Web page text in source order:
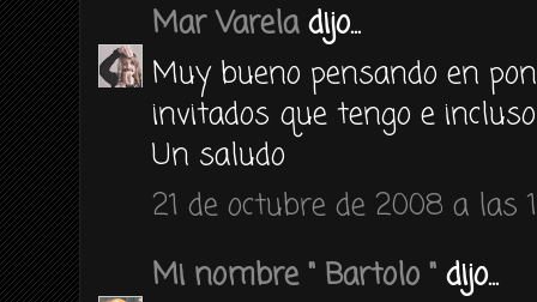
Mar Vareladijo...
Muy bueno pensando en
invitados que tengo e
Un saludo
21 de octubre de 2008 a las
Mi nombre " Bartolo " dijo...